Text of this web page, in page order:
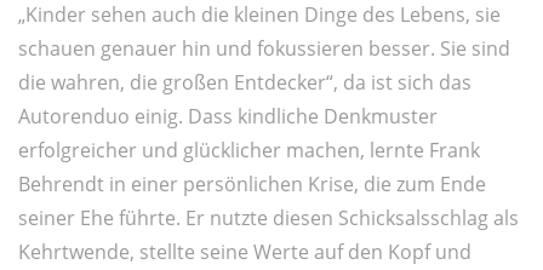
„Kinder sehen auch die kleinen Dinge des Lebens, sie
schauen genauer hin und fokussieren besser. Sie sind
die wahren, die großen Entdecker“, da ist sich das
Autorenduo einig. Dass kindliche Denkmuster
erfolgreicher und glücklicher machen, lernte Frank
Behrendt in einer persönlichen Krise, die zum Ende
seiner Ehe führte. Er nutzte diesen Schicksalsschlag als
Kehrtwende, stellte seine Werte auf den Kopf und